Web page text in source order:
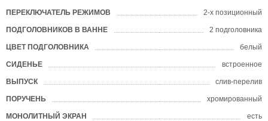
ПЕРЕКЛЮЧАТЕЛЬ РЕЖИМОВ 2-х позиционный
ПОДГОЛОВНИКОВ В ВАННЕ 2 подголовника
ЦВЕТ ПОДГОЛОВНИКА белый
СИДЕНЬЕ встроенное
ВЫПУСК слив-перелив
ПОРУЧЕНЬ хромированный
МОНОЛИТНЫЙ ЭКРАН есть